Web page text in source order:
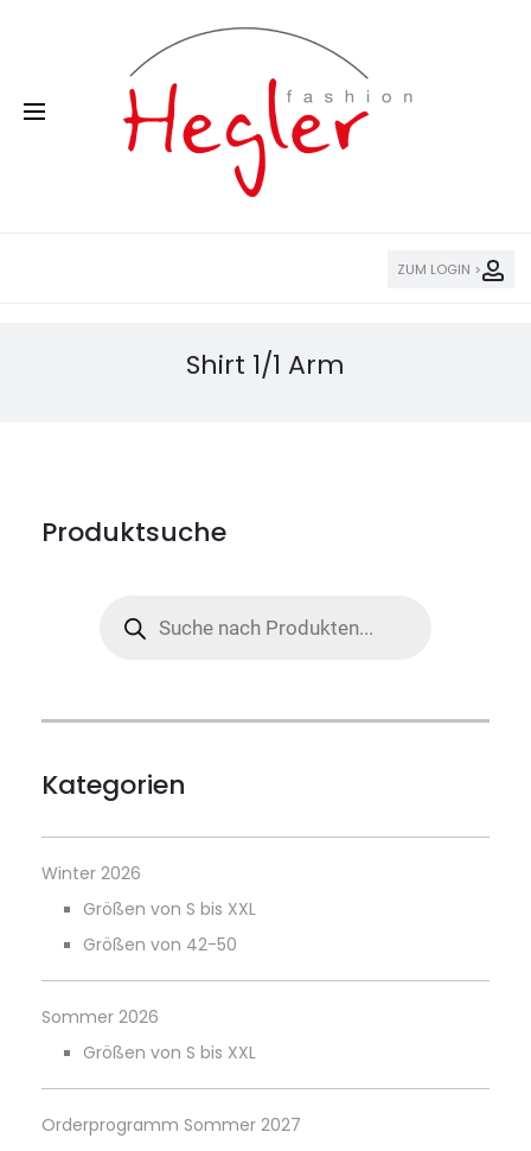
ZUM LOGIN >
Shirt 1/1 Arm
Produktsuche
search
Kategorien
Winter 2026
Größen von S bis XXL
Größen von 42-50
Sommer 2026
Größen von S bis XXL
Orderprogramm Sommer 2027